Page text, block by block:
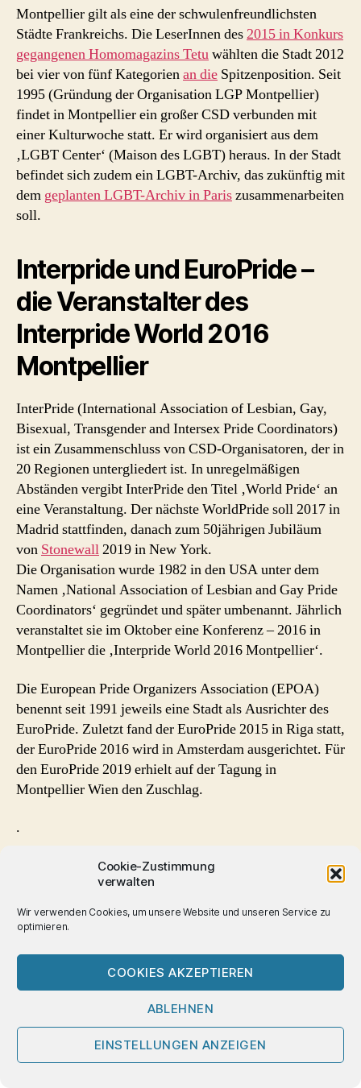
Cookie-Zustimmung
verwalten
Wir verwenden Cookies, um unsere Website und unseren Service zu
optimieren.
COOKIES AKZEPTIEREN
ABLEHNEN
EINSTELLUNGEN ANZEIGEN
Montpellier gilt als eine der schwulenfreundlichsten
Städte Frankreichs. Die LeserInnen des2015 in Konkurs
gegangenen Homomagazins Tetuwählten die Stadt 2012
bei vier von fünf Kategorienan die Spitzenposition. Seit
1995 (Gründung der Organisation LGP Montpellier)
findet in Montpellier ein großer CSD verbunden mit
einer Kulturwoche statt. Er wird organisiert aus dem
‚LGBT Center‘ (Maison des LGBT) heraus. In der Stadt
befindet sich zudem ein LGBT-Archiv, das zukünftig mit
dem geplanten LGBT-Archiv in Pariszusammenarbeiten
soll.
Interpride und EuroPride –
die Veranstalter des
Interpride World 2016
Montpellier
InterPride (International Association of Lesbian, Gay,
Bisexual, Transgender and Intersex Pride Coordinators)
ist ein Zusammenschluss von CSD-Organisatoren, der in
20 Regionen untergliedert ist. In unregelmäßigen
Abständen vergibt InterPride den Titel ‚World Pride‘ an
eine Veranstaltung. Der nächste WorldPride soll 2017 in
Madrid stattfinden, danach zum 50jährigen Jubiläum
von Stonewall2019 in New York.
Die Organisation wurde 1982 in den USA unter dem
Namen ‚National Association of Lesbian and Gay Pride
Coordinators‘ gegründet und später umbenannt. Jährlich
veranstaltet sie im Oktober eine Konferenz – 2016 in
Montpellier die ‚Interpride World 2016 Montpellier‘.
Die European Pride Organizers Association (EPOA)
benennt seit 1991 jeweils eine Stadt als Ausrichter des
EuroPride. Zuletzt fand der EuroPride 2015 in Riga statt,
der EuroPride 2016 wird in Amsterdam ausgerichtet. Für
den EuroPride 2019 erhielt auf der Tagung in
Montpellier Wien den Zuschlag.
.
Text zuletzt aktualisiert 14.10.2016
Schlagwörter
CSD,Homophobie
Seitennummerierung
der
Beiträge
Ältere→